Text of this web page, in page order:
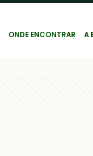
ONDE ENCONTRAR A